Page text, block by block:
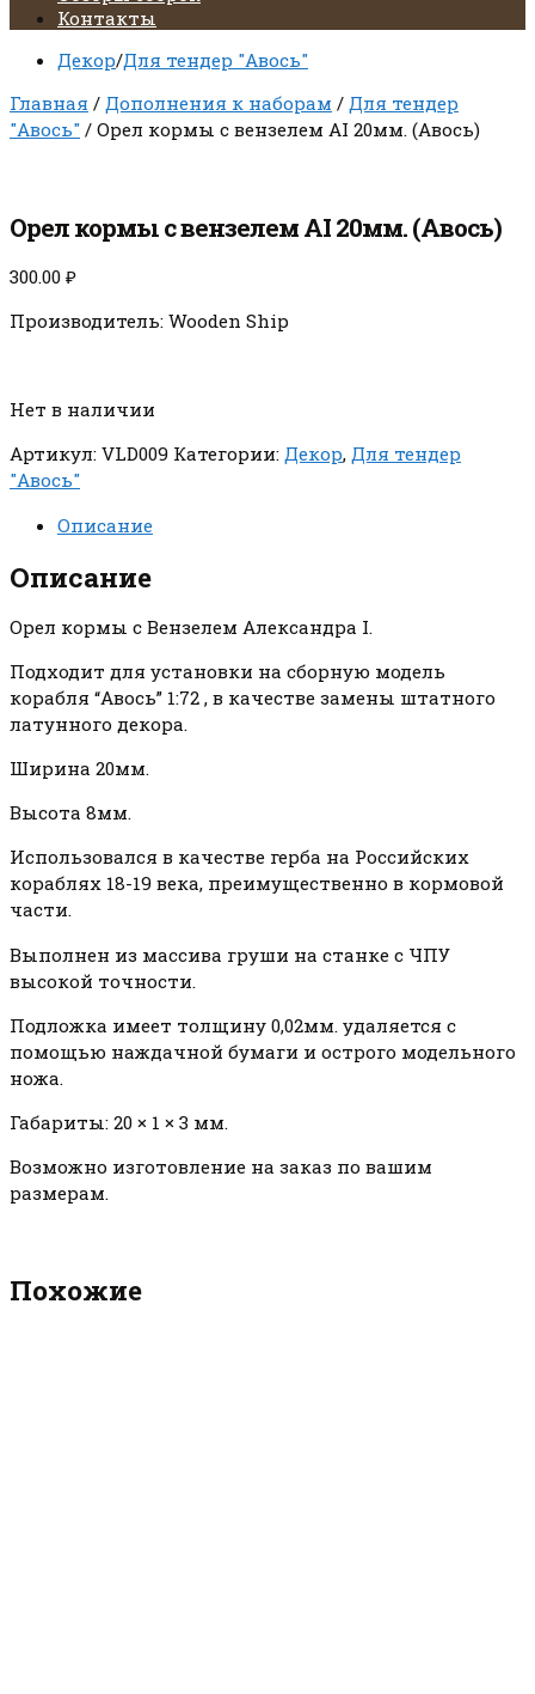
Контакты
Декор/Для тендер "Авось"
Главная / Дополнения к наборам / Для тендер
"Авось" / Орел кормы с вензелем AI 20мм. (Авось)
Орел кормы с вензелем AI 20мм. (Авось)
300.00 ₽
Производитель: Wooden Ship
Нет в наличии
Артикул: VLD009 Категории: Декор, Для тендер
"Авось"
Описание
Описание
Орел кормы с Вензелем Александра I.
Подходит для установки на сборную модель
корабля “Авось” 1:72 , в качестве замены штатного
латунного декора.
Ширина 20мм.
Высота 8мм.
Использовался в качестве герба на Российских
кораблях 18-19 века, преимущественно в кормовой
части.
Выполнен из массива груши на станке с ЧПУ
высокой точности.
Подложка имеет толщину 0,02мм. удаляется с
помощью наждачной бумаги и острого модельного
ножа.
Габариты: 20 × 1 × 3 мм.
Возможно изготовление на заказ по вашим
размерам.
Похожие